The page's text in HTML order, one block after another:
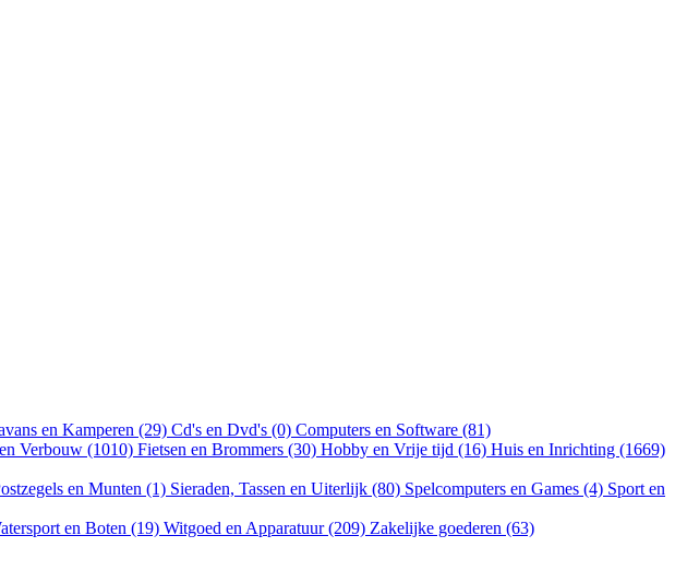
en Kamperen (29) Cd's en Dvd's (0) Computers en Software (81)
Verbouw (1010) Fietsen en Brommers (30) Hobby en Vrije tijd (16) Huis en Inrichting (1669)
en Munten (1) Sieraden, Tassen en Uiterlijk (80) Spelcomputers en Games (4) Sport en
en Boten (19) Witgoed en Apparatuur (209) Zakelijke goederen (63)